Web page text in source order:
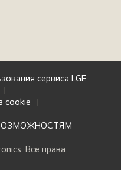
сервиса LGE
cookie
Все права